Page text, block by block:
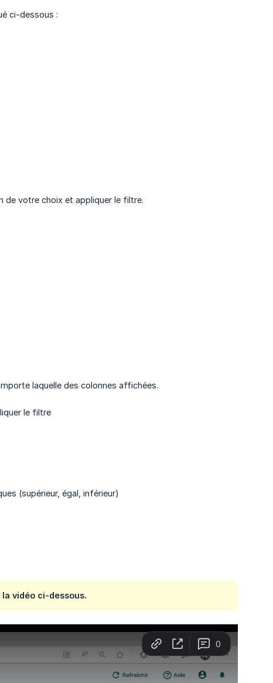
ci-dessous :
de votre choix et appliquer le filtre.
laquelle des colonnes affichées.
le filtre
(supérieur, égal, inférieur)
vidéo ci-dessous.